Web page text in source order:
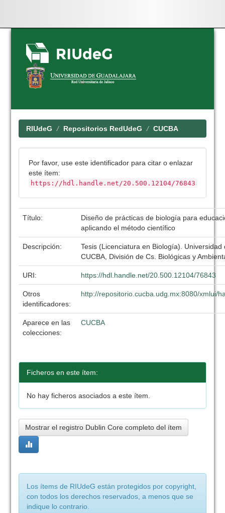
Skip
navigation
RIUdeG Repositorios RedUdeG CUCBA
Por favor, use este identificador para citar o enlazar
este ítem:
https://hdl.handle.net/20.500.12104/76843
Título:
Diseño de prácticas de biología para
aplicando el método científico
Descripción:
Tesis (Licenciatura en Biología). Universidad
CUCBA, División de Cs. Biológicas y
URI: https://hdl.handle.net/20.500.12104/76843
Otros
identificadores:
http://repositorio.cucba.udg.mx:8080/xmlui/
Aparece en las
colecciones:
CUCBA
Ficheros en este ítem:
No hay ficheros asociados a este ítem.
Mostrar el registro Dublin Core completo del ítem
Los ítems de RIUdeG están protegidos por copyright,
con todos los derechos reservados, a menos que se
indique lo contrario.